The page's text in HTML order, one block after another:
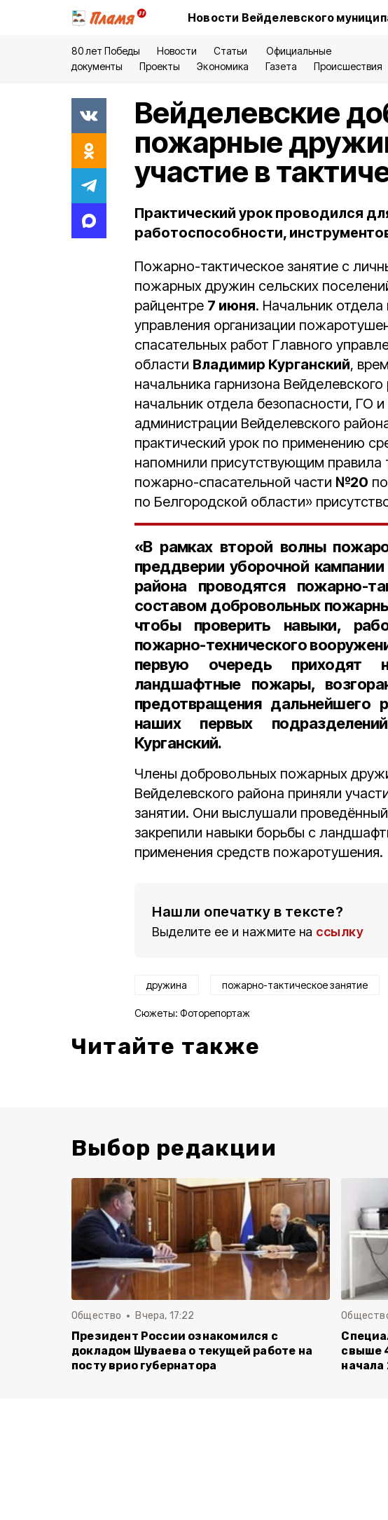
Новости Вейделевского
80 лет Победы Новости Статьи
Официальные
документы
Проекты Экономика Газета Происшествия
Вейделевские
пожарные
участие в
Практический урок проводился
работоспособности,
Пожарно-тактическое занятие с
пожарных дружин сельских
райцентре 7 июня. Начальник
управления организации
спасательных работ Главного
области Владимир Курганский,
начальника гарнизона Вейделевского
начальник отдела безопасности, ГО
администрации Вейделевского
практический урок по применению
напомнили присутствующим правила
пожарно-спасательной части №20
по Белгородской области»
«В рамках второй волны
преддверии уборочной
района проводятся пожарно-
составом добровольных
чтобы проверить навыки,
пожарно-технического
первую очередь
ландшафтные пожары,
предотвращения дальнейшего
наших первых
Курганский.
Члены добровольных пожарных
Вейделевского района приняли
занятии. Они выслушали
закрепили навыки борьбы с
применения средств пожаротушения.
Нашли опечатку в тексте?
Выделите ее и нажмите на ссылку
дружина пожарно-тактическое занятие
Сюжеты: Фоторепортаж
Читайте также
Выбор редакции
Общество Вчера, 17:22
Президент России ознакомился с
докладом Шуваева о текущей работе на
посту врио губернатора
свыше
начала